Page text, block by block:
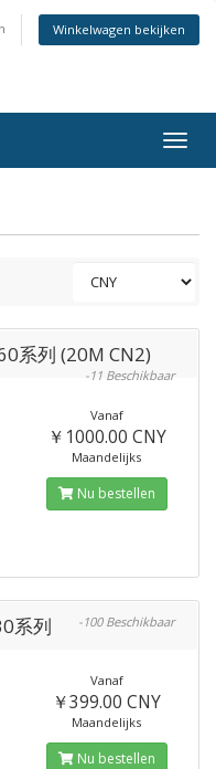
Winkelwagen bekijken
系列 (20M CN2)
-11 Beschikbaar
Vanaf
￥1000.00 CNY
Maandelijks
Nu bestellen
系列 -100 Beschikbaar
Vanaf
￥399.00 CNY
Maandelijks
Nu bestellen